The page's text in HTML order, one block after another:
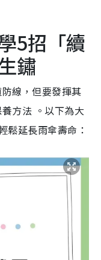
5招「續
鏽
線，但要發揮其
方法 。以下為大
鬆延長雨傘壽命：